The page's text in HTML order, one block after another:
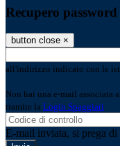
Recupero password
button close ×
all'indirizzo indicato con le
Non hai una e-mail associata
tramite la Login Spaggiari
E-mail inviata, si prega